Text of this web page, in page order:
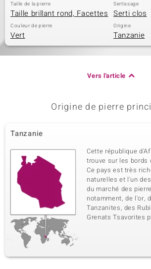
Taille de la pierre
Taille brillant rond, Facettes
Sertissage
Serti clos
Couleur de pierre
Vert
Origine
Tanzanie
Vers l'article
Origine de pierre
Tanzanie
Cette république
trouve sur les bords
Ce pays est très
naturelles et l'un
du marché des
notamment, de l'or,
Tanzanites, des
Grenats Tsavorites